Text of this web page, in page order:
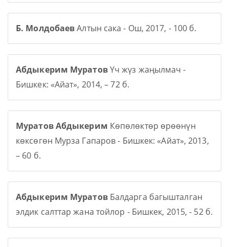
Б. МолдобаевАлтын сака - Ош, 2017, - 100 б.
Абдыкерим МуратовҮч жүз жаңылмач -
Бишкек: «Айат», 2014, – 72 б.
Муратов Абдыкерим Көпөлөктөр өрөөнүн
көксөгөн Мурза Гапаров - Бишкек: «Айат», 2013,
– 60 б.
Абдыкерим МуратовБалдарга багышталган
элдик салттар жана тойлор - Бишкек, 2015, - 52 б.